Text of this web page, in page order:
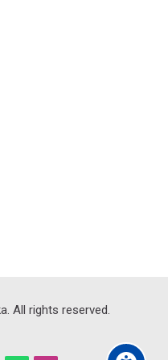
All rights reserved.